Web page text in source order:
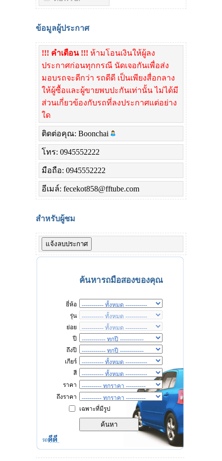
ข้อมูลผู้ประกาศ
!!! คำเตือน !!! ห้ามโอนเงินให้ผู้ลง
ประกาศก่อนทุกกรณี นัดเจอกันเพื่อส่ง
มอบรถจะดีกว่า รถดีดี เป็นเพียงสื่อกลาง
ให้ผู้ซื้อและผู้ขายพบปะกันเท่านั้น ไม่ได้มี
ส่วนเกี่ยวข้องกับรถที่ลงประกาศแต่อย่าง
ใด
ติดต่อคุณ: Boonchai
โทร: 0945552222
มือถือ: 0945552222
อีเมล์: fecekot858@fftube.com
สำหรับผู้ชม
ค้นหารถมือสองของคุณ
ยี่ห้อ
รุ่น
ย่อย
ปี
ถึงปี
เกียร์
สี
ราคา
ถึงราคา
เฉพาะที่มีรูป